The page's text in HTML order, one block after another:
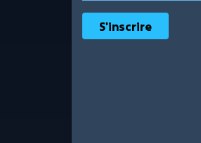
Ooh! Aah!